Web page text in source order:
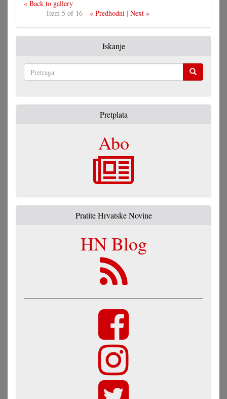
« Back to gallery
Item 5 of 16
« Predhodni| Next »
Iskanje
Pretplata
Abo
Pratite Hrvatske Novine
HN Blog